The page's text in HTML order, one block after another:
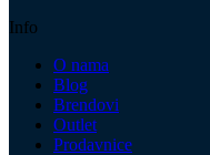
Info
O nama
Blog
Brendovi
Outlet
Prodavnice